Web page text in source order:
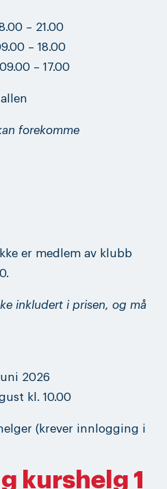
– 21.00
– 18.00
– 17.00
forekomme
er medlem av klubb
inkludert i prisen, og må
2026
kl. 10.00
(krever innlogging i
kurshelg 1